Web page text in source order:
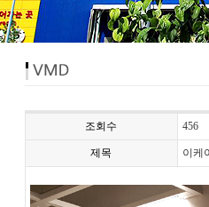
조회수 456
제목 이케